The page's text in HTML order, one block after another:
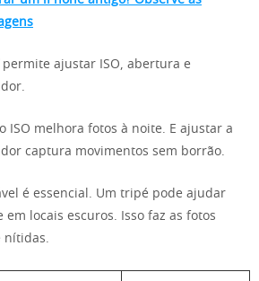
permite ajustar ISO, abertura e
ISO melhora fotos à noite. E ajustar a
captura movimentos sem borrão.
é essencial. Um tripé pode ajudar
locais escuros. Isso faz as fotos
nítidas.